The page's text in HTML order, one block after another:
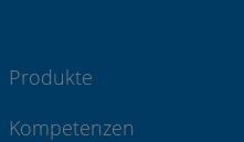
Produkte
Kompetenzen